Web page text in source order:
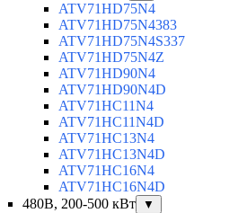
ATV71HD75N4
ATV71HD75N4383
ATV71HD75N4S337
ATV71HD75N4Z
ATV71HD90N4
ATV71HD90N4D
ATV71HC11N4
ATV71HC11N4D
ATV71HC13N4
ATV71HC13N4D
ATV71HC16N4
ATV71HC16N4D
480В, 200-500 кВт
▼